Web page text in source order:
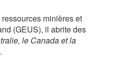
minières et
(GEUS), il abrite des
le Canada et la